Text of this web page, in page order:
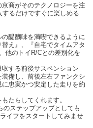
商がそのテクノロジーを注
るだけですぐに楽しめる
醍醐味を満喫できるように
え』、『自宅でタイムアタ
他のトイR/Cとの差別化を
する前後サスペンション
備し、前後左右ファンクシ
忠実かつ安定した走りを約
たらしてくれます。
のステップアップとしても
イフをスタートしてみませ